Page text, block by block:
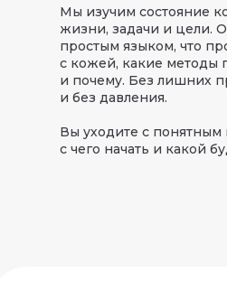
Мы изучим состояние
жизни, задачи и цели.
простым языком, что
с кожей, какие методы
и почему. Без лишних
и без давления.
Вы уходите с
с чего начать и какой